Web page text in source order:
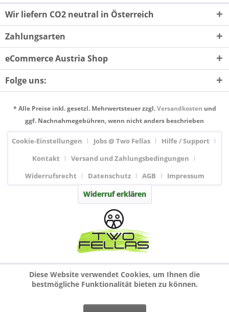
Wir liefern CO2 neutral in Österreich
Zahlungsarten
eCommerce Austria Shop
Folge uns:
* Alle Preise inkl. gesetzl. Mehrwertsteuer zzgl.Versandkosten und
ggf. Nachnahmegebühren, wenn nicht anders beschrieben
Cookie-Einstellungen Jobs @ Two Fellas
Hilfe / Support
Kontakt
Versand und Zahlungsbedingungen
Widerrufsrecht
Datenschutz AGB Impressum
Widerruf erklären
Diese Website verwendet Cookies, um Ihnen die
bestmögliche Funktionalität bieten zu können.